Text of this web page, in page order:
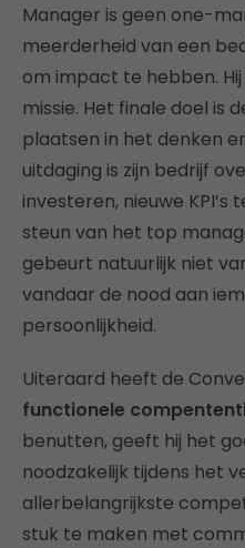
Manager is geen one-
meerderheid van een
om impact te hebben. Hij
missie. Het finale doel is
plaatsen in het denken
uitdaging is zijn bedrijf
investeren, nieuwe
steun van het top
gebeurt natuurlijk niet
vandaar de nood aan
persoonlijkheid.
Uiteraard heeft de
functionele
benutten, geeft hij het
noodzakelijk tijdens het
allerbelangrijkste
stuk te maken met